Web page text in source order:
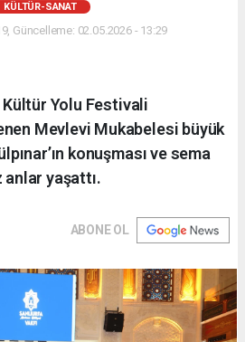
KÜLTÜR-SANAT
Güncelleme: 02.05.2026 - 13:29
Kültür Yolu Festivali
Mevlevi Mukabelesi büyük
konuşması ve sema
yaşattı.
ABONE OL